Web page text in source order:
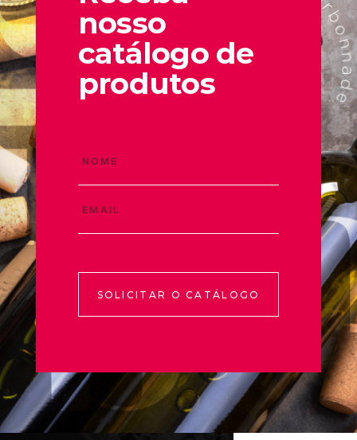
nosso
catálogo de
produtos
SOLICITAR O CATÁLOGO